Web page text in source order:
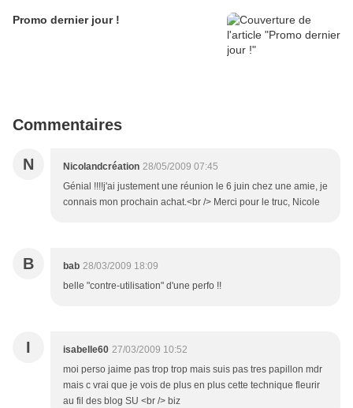
Promo dernier jour !
Commentaires
N Nicolandcréation 28/05/2009 07:45
Génial !!!!j'ai justement une réunion le 6 juin chez une amie, je
connais mon prochain achat.<br /> Merci pour le truc, Nicole
B bab 28/03/2009 18:09
belle "contre-utilisation" d'une perfo !!
I isabelle60 27/03/2009 10:52
moi perso jaime pas trop trop mais suis pas tres papillon mdr
mais c vrai que je vois de plus en plus cette technique fleurir
au fil des blog SU <br /> biz